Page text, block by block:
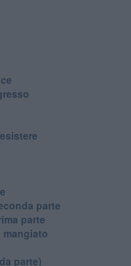
parte
parte
mangiato
parte)